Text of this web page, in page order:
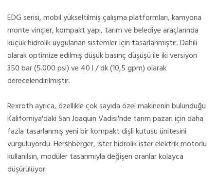
EDG serisi, mobil yükseltilmiş çalışma platformları, kamyona
monte vinçler, kompakt yapı, tarım ve belediye araçlarında
küçük hidrolik uygulanan sistemler için tasarlanmıştır. Dahili
olarak optimize edilmiş düşük basınç düşüşü ile iki versiyon
350 bar (5.000 psi) ve 40 l / dk (10,5 gpm) olarak
derecelendirilmiştir.
Rexroth ayrıca, özellikle çok sayıda özel makinenin bulunduğu
Kaliforniya'daki San Joaquin Vadisi'nde tarım pazarı için daha
fazla tasarlanmış yeni bir kompakt dişli kutusu ünitesini
vurguluyordu. Hershberger, ister hidrolik ister elektrik motorlu
kullanılsın, modüler tasarımıyla değişen oranlar kolayca
düşürülüyor.